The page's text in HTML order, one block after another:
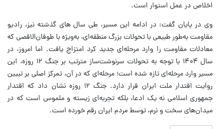
اخلاص در عمل استوار است.
وی در پایان گفت: در ادامه این مسیر، طی سال های گذشته نیز، رادیو
مقاومت به‌طور طبیعی با تحولات بزرگ منطقه‌ای، به‌ویژه با طوفان‌الاقصی که
معادلات مقاومت را وارد مرحله‌ای جدید کرد امتزاج یافت. اما امروز، در
سال ۱۴۰۴ با توجه به تحولات سرنوشت‌ساز مترتب بر جنگ ۱۲ روزه، این
مسیر وارد مرحله‌ای تازه شده است؛ مرحله‌ای که در آن، تمرکز اصلی بر تبیین
روایت اقتدار ملت ایران قرار دارد. جنگ ۱۲ روزه نشان داد که اقتدار
جمهوری اسلامی نه یک ادعا، بلکه تجربه‌ای زیسته و ملموس است که در
میدان‌های سخت و نرم، توسط مردم ایران رقم خورده است.